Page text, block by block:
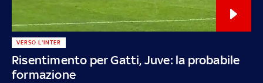
Risentimento per Gatti, Juve: la probabile
formazione
VERSO L'INTER